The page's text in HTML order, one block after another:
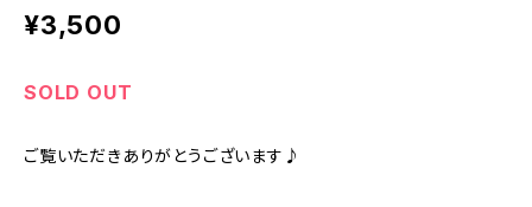
¥3,500
SOLD OUT
ご覧いただきありがとうございます♪